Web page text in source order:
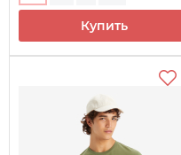
Купить